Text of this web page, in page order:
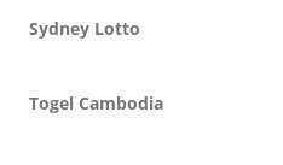
Sydney Lotto
Togel Cambodia